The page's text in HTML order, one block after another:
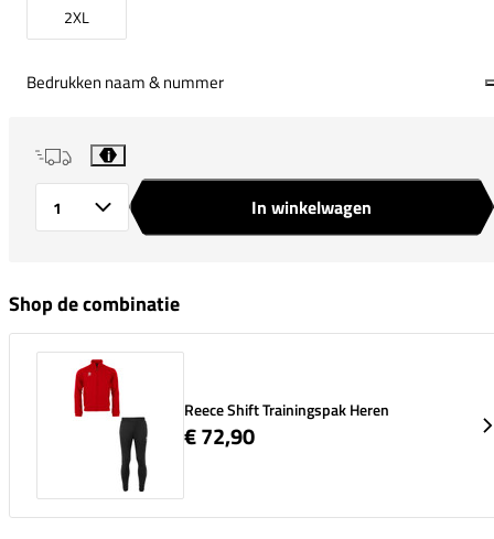
2XL
Bedrukken naam & nummer
i
In winkelwagen
Shop de combinatie
Reece Shift Trainingspak Heren
€ 72,90